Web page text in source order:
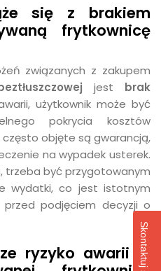
się z brakiem
frytkownicę
związanych z zakupem
jest brak
użytkownik może być
pokrycia kosztów
objęte są gwarancją,
na wypadek usterek.
trzeba być przygotowanym
wydatki, co jest istotnym
przed podjęciem decyzji o
ryzyko awarii w